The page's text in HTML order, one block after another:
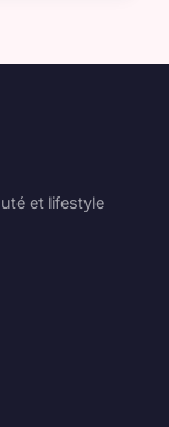
et lifestyle